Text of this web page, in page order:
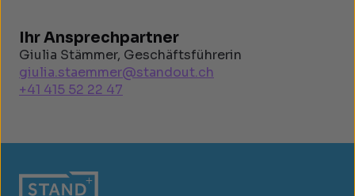
Ihr Ansprechpartner
Giulia Stämmer, Geschäftsführerin
giulia.staemmer@standout.ch
+41 415 52 22 47